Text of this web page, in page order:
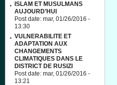
ISLAM ET MUSULMANS
AUJOURD’HUI
Post date: mar, 01/26/2016 -
13:30
VULNERABILITE ET
ADAPTATION AUX
CHANGEMENTS
CLIMATIQUES DANS LE
DISTRICT DE RUSIZI
Post date: mar, 01/26/2016 -
13:21